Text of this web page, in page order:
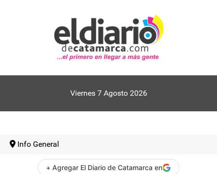
Viernes 7 Agosto 2026
Info General
+ Agregar El Diario de Catamarca en